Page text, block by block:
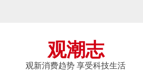
观潮志
观新消费趋势 享受科技生活